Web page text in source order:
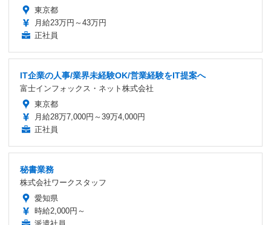
東京都
月給23万円～43万円
正社員
IT企業の人事/業界未経験OK/営業経験をIT提案へ
富士インフォックス・ネット株式会社
東京都
月給28万7,000円～39万4,000円
正社員
秘書業務
株式会社ワークスタッフ
愛知県
時給2,000円～